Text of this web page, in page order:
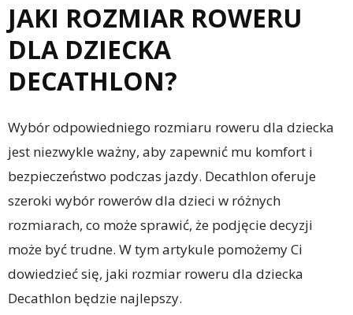
JAKI ROZMIAR ROWERU
DLA DZIECKA
DECATHLON?
Wybór odpowiedniego rozmiaru roweru dla dziecka
jest niezwykle ważny, aby zapewnić mu komfort i
bezpieczeństwo podczas jazdy. Decathlon oferuje
szeroki wybór rowerów dla dzieci w różnych
rozmiarach, co może sprawić, że podjęcie decyzji
może być trudne. W tym artykule pomożemy Ci
dowiedzieć się, jaki rozmiar roweru dla dziecka
Decathlon będzie najlepszy.